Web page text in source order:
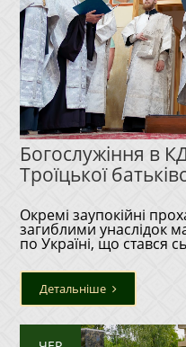
Богослужіння в
Троїцької
Окремі заупокійні
загиблими унаслідок
по Україні, що стався
Детальніше